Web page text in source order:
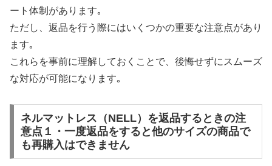
ート体制があります｡
ただし、返品を行う際にはいくつかの重要な注意点があり
ます｡
これらを事前に理解しておくことで、後悔せずにスムーズ
な対応が可能になります｡
ネルマットレス（NELL）を返品するときの注
意点１・一度返品をすると他のサイズの商品で
も再購入はできません